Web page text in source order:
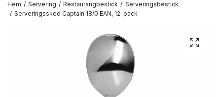
Hem Servering Restaurangbestick
Serveringsbestick
Serveringssked Captain 18/0 EAN, 12-pack